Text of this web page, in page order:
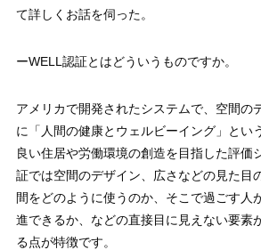
て詳しくお話を伺った。
ーWELL認証とはどういうものですか。
アメリカで開発されたシステムで、空間の
に「人間の健康とウェルビーイング」とい
良い住居や労働環境の創造を目指した評価
証では空間のデザイン、広さなどの見た目
間をどのように使うのか、そこで過ごす人
進できるか、などの直接目に見えない要素
る点が特徴です。